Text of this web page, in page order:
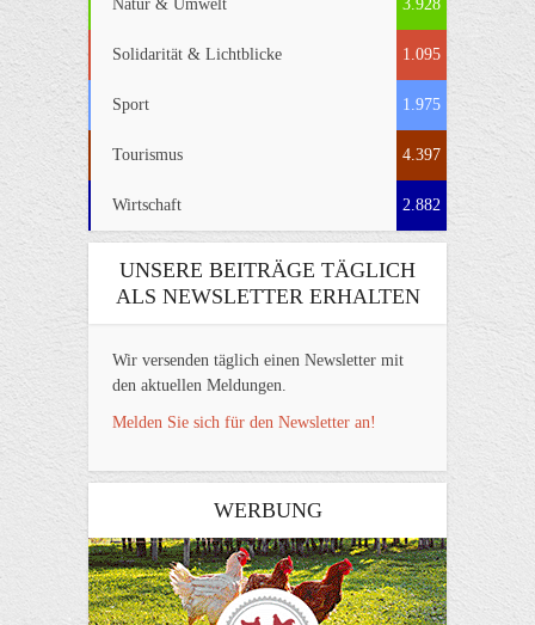
Natur & Umwelt 3.928
Solidarität & Lichtblicke 1.095
Sport 1.975
Tourismus 4.397
Wirtschaft 2.882
UNSERE BEITRÄGE TÄGLICH
ALS NEWSLETTER ERHALTEN
Wir versenden täglich einen Newsletter mit
den aktuellen Meldungen.
Melden Sie sich für den Newsletter an!
WERBUNG